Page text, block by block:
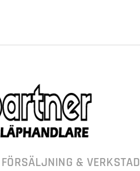
FÖRSÄLJNING & VERKSTAD